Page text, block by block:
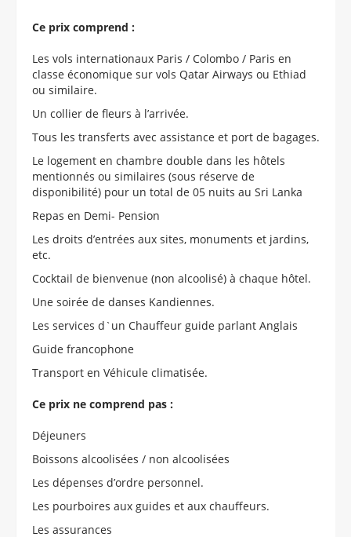
Ce prix comprend :
Les vols internationaux Paris / Colombo / Paris en
classe économique sur vols Qatar Airways ou Ethiad
ou similaire.
Un collier de fleurs à l’arrivée.
Tous les transferts avec assistance et port de bagages.
Le logement en chambre double dans les hôtels
mentionnés ou similaires (sous réserve de
disponibilité) pour un total de 05 nuits au Sri Lanka
Repas en Demi- Pension
Les droits d’entrées aux sites, monuments et jardins,
etc.
Cocktail de bienvenue (non alcoolisé) à chaque hôtel.
Une soirée de danses Kandiennes.
Les services d`un Chauffeur guide parlant Anglais
Guide francophone
Transport en Véhicule climatisée.
Ce prix ne comprend pas :
Déjeuners
Boissons alcoolisées / non alcoolisées
Les dépenses d’ordre personnel.
Les pourboires aux guides et aux chauffeurs.
Les assurances